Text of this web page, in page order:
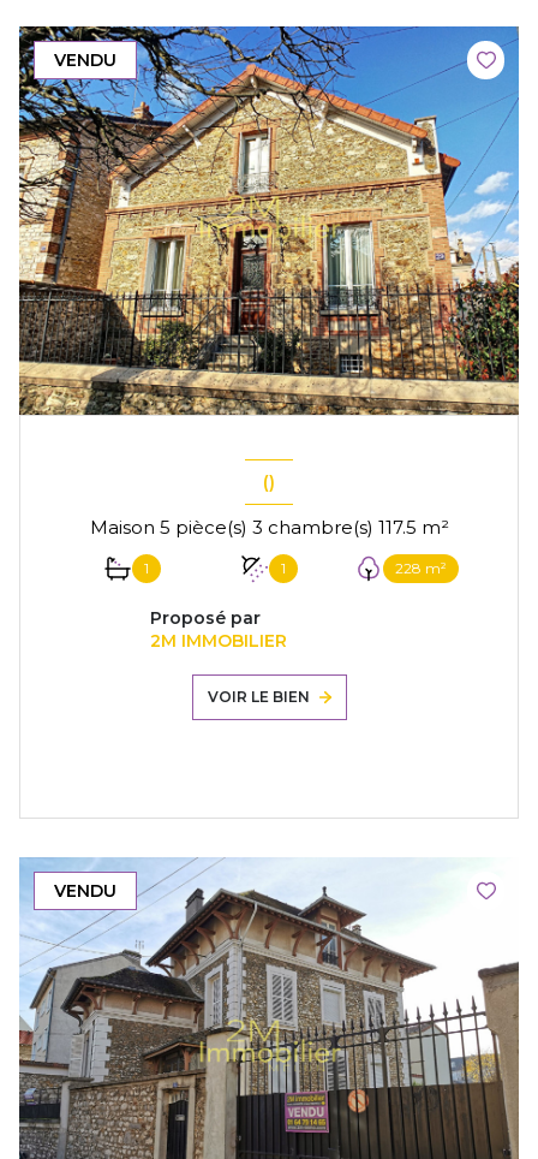
VENDU
()
Maison 5 pièce(s) 3 chambre(s) 117.5 m²
1 1 228 m²
Proposé par
2M IMMOBILIER
VOIR LE BIEN
VENDU